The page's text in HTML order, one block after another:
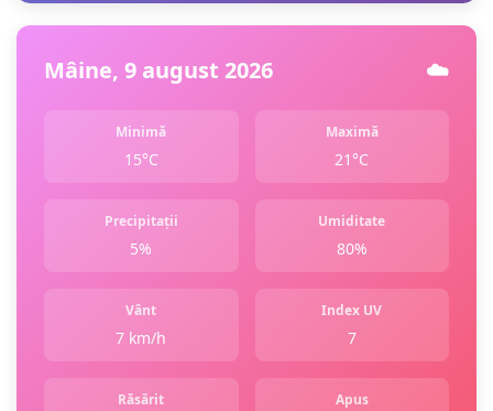
Mâine, 9 august 2026 ☁️
Minimă
15°C
Maximă
21°C
Precipitații
5%
Umiditate
80%
Vânt
7 km/h
Index UV
7
Răsărit Apus